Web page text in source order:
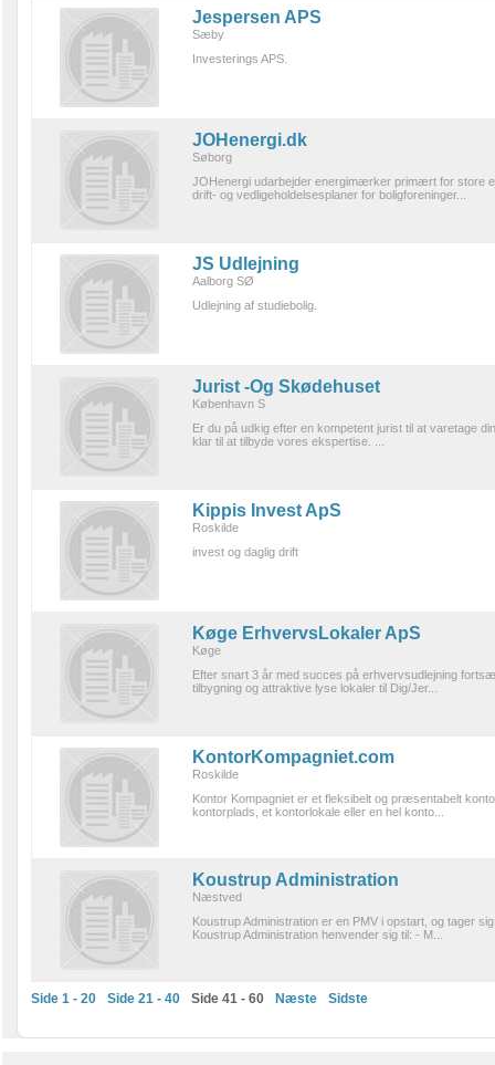
Jespersen APS
Sæby
Investerings APS.
JOHenergi.dk
Søborg
JOHenergi udarbejder energimærker primært for store
drift- og vedligeholdelsesplaner for boligforeninger...
JS Udlejning
Aalborg SØ
Udlejning af studiebolig.
Jurist -Og Skødehuset
København S
Er du på udkig efter en kompetent jurist til at varetage
klar til at tilbyde vores ekspertise. ...
Kippis Invest ApS
Roskilde
invest og daglig drift
Køge ErhvervsLokaler ApS
Køge
Efter snart 3 år med succes på erhvervsudlejning
tilbygning og attraktive lyse lokaler til Dig/Jer...
KontorKompagniet.com
Roskilde
Kontor Kompagniet er et fleksibelt og præsentabelt
kontorplads, et kontorlokale eller en hel konto...
Koustrup Administration
Næstved
Koustrup Administration er en PMV i opstart, og tager
Koustrup Administration henvender sig til: - M...
Side 1 - 20 Side 21 - 40 Side 41 - 60 Næste Sidste